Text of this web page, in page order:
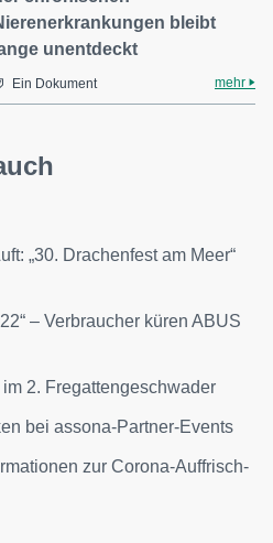
bleibt
unentdeckt
Ein Dokument mehr
„30. Drachenfest am Meer“
– Verbraucher küren ABUS
2. Fregattengeschwader
bei assona-Partner-Events
zur Corona-Auffrisch-